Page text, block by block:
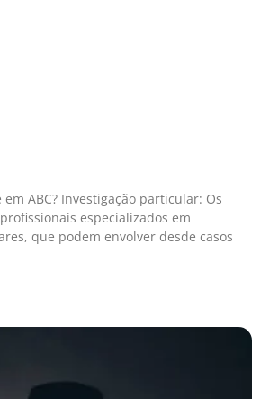
ABC? Investigação particular: Os
especializados em
que podem envolver desde casos